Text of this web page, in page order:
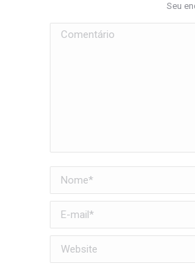
Seu
Comentário
Nome *
E-mail *
Website